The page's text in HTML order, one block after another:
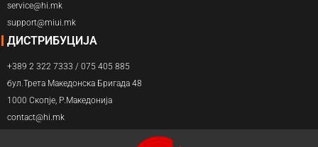
service@hi.mk
support@miui.mk
ДИСТРИБУЦИЈА
+389 2 322 7333 / 075 405 885
бул.Трета Македонска Бригада 48
1000 Скопје, Р.Македонија
contact@hi.mk